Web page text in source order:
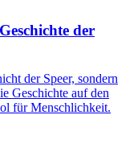
der
der Speer, sondern
Geschichte auf den
für Menschlichkeit.